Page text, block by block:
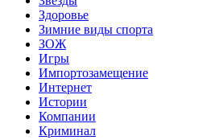
Здоровье
Зимние виды спорта
ЗОЖ
Игры
Импортозамещение
Интернет
Истории
Компании
Криминал